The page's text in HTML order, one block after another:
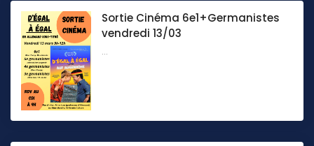
Sortie Cinéma 6e1+Germanistes
vendredi 13/03
...